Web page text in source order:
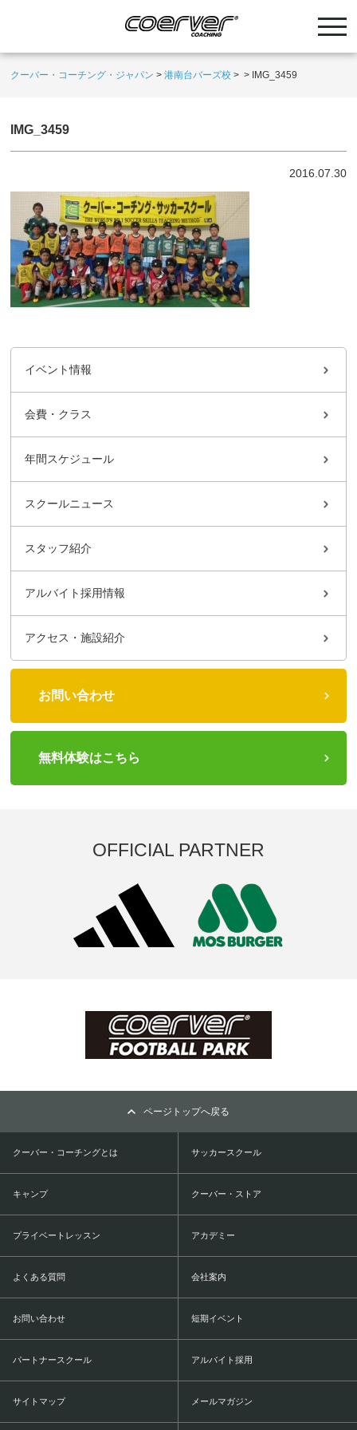
クーバー・コーチング・ジャパン >港南台バーズ校 > > IMG_3459
IMG_3459
2016.07.30
イベント情報
会費・クラス
年間スケジュール
スクールニュース
スタッフ紹介
アルバイト採用情報
アクセス・施設紹介
お問い合わせ
無料体験はこちら
OFFICIAL PARTNER
ページトップへ戻る
クーバー・コーチングとは サッカースクール
キャンプ クーバー・ストア
プライベートレッスン アカデミー
よくある質問 会社案内
お問い合わせ 短期イベント
パートナースクール アルバイト採用
サイトマップ メールマガジン